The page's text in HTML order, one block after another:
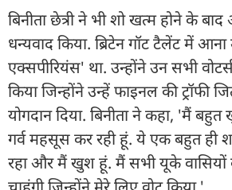
बिनीता छेत्री ने भी शो खत्म होने के
धन्यवाद किया. ब्रिटेन गॉट टैलेंट में
एक्सपीरियंस' था. उन्होंने उन सभी
किया जिन्होंने उन्हें फाइनल की ट्रॉफी
योगदान दिया. बिनीता ने कहा, 'मैं
गर्व महसूस कर रही हूं. ये एक बहुत ही
रहा और मैं खुश हूं. मैं सभी यूके वासियों